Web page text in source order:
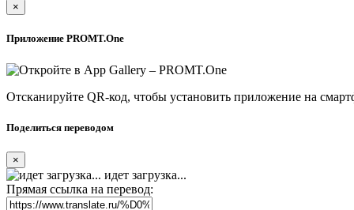
×
Приложение PROMT.One
Отсканируйте QR-код, чтобы установить приложение на
Поделиться переводом
×
идет загрузка...
Прямая ссылка на перевод: